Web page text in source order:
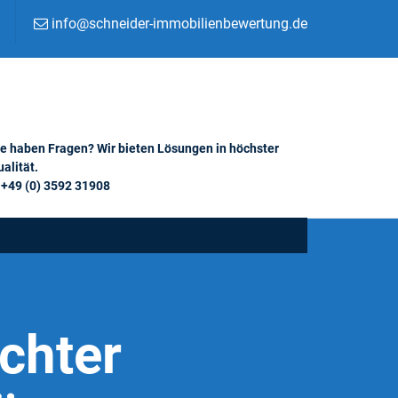
info@schneider-immobilienbewertung.de
haben Fragen? Wir bieten Lösungen in höchster
(0) 3592 31908